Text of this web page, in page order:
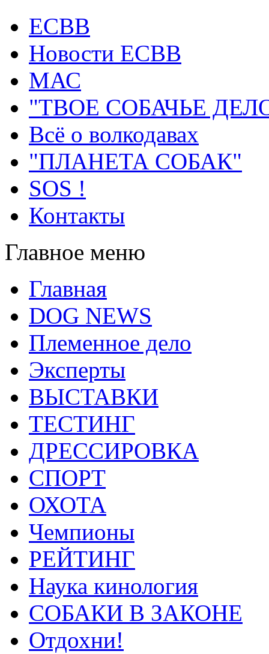
ECВB
Новости ЕСВВ
МАС
"ТВОЕ СОБАЧЬЕ
Всё о волкодавах
"ПЛАНЕТА СОБАК"
SOS !
Контакты
Главное меню
Главная
DOG NEWS
Племенное дело
Эксперты
ВЫСТАВКИ
ТЕСТИНГ
ДРЕССИРОВКА
СПОРТ
ОХОТА
Чемпионы
РЕЙТИНГ
Наука кинология
СОБАКИ В ЗАКОНЕ
Отдохни!